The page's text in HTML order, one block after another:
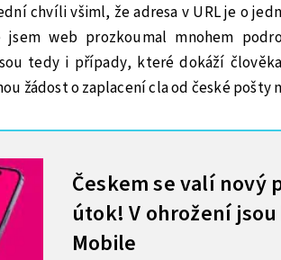
chvíli všiml, že adresa v URL je o
jsem web prozkoumal mnohem
tedy i případy, které dokáží
žádost o zaplacení cla od české pošty
Českem se valí nový
útok! V ohrožení
Mobile